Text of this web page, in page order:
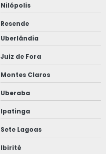
Nilópolis
Resende
Uberlândia
Juiz de Fora
Montes Claros
Uberaba
Ipatinga
Sete Lagoas
Ibirité